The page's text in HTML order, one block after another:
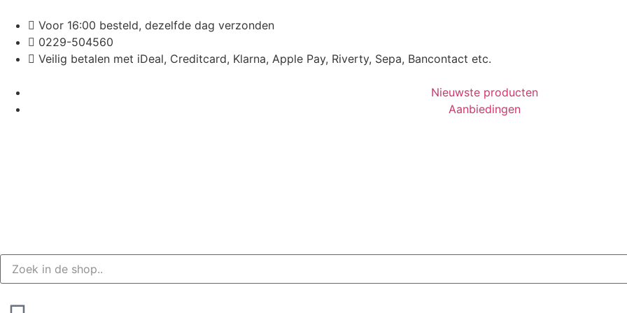
Voor 16:00 besteld, dezelfde dag verzonden
0229-504560
Veilig betalen met iDeal, Creditcard, Klarna, Apple Pay, Riverty, Sepa, Bancontact etc.
Nieuwste producten
Aanbiedingen